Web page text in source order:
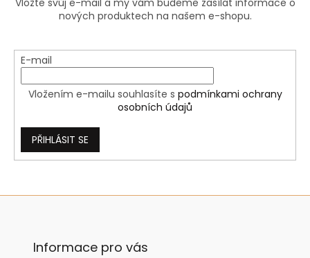
Vložte svůj e-mail a my vám budeme zasílat informace o
nových produktech na našem e-shopu.
E-mail
Vložením e-mailu souhlasíte s podmínkami ochrany
osobních údajů
PŘIHLÁSIT SE
Z
Informace pro vás